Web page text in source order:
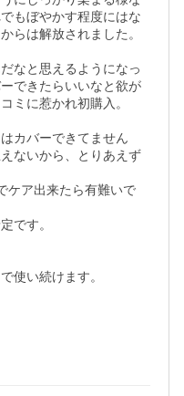
もぼやかす程度にはな
らは解放されました。
なと思えるようになっ
できたらいいなと欲が
ミに惹かれ初購入。
カバーできてません
ないから、とりあえず
ケア出来たら有難いで
です。
使い続けます。